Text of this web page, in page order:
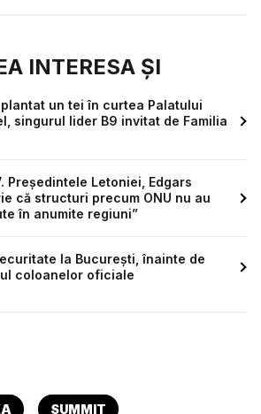
INTERESA ȘI
un tei în curtea Palatului
singurul lider B9 invitat de Familia
Președintele Letoniei, Edgars
că structuri precum ONU nu au
în anumite regiuni”
la București, înainte de
coloanelor oficiale
SUMMIT